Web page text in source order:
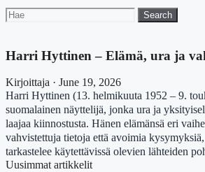
Search
for:
Search
Harri Hyttinen – Elämä, ura ja
Kirjoittaja · June 19, 2026
Harri Hyttinen (13. helmikuuta 1952 – 9.
suomalainen näyttelijä, jonka ura ja
laajaa kiinnostusta. Hänen elämänsä eri
vahvistettuja tietoja että avoimia
tarkastelee käytettävissä olevien lähteiden
Uusimmat artikkelit